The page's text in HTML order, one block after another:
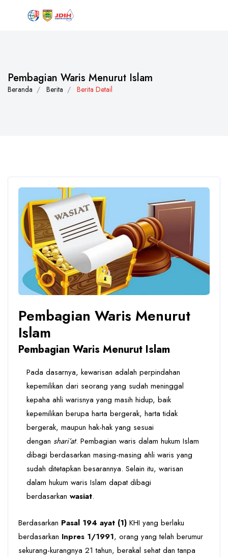
Pembagian Waris Menurut Islam
Beranda Berita Berita Detail
Pembagian Waris Menurut
Islam
Pembagian Waris Menurut Islam
Pada dasarnya, kewarisan adalah perpindahan
kepemilikan dari seorang yang sudah meninggal
kepaha ahli warisnya yang masih hidup, baik
kepemilikan berupa harta bergerak, harta tidak
bergerak, maupun hak-hak yang sesuai
dengan shari’at. Pembagian waris dalam hukum Islam
dibagi berdasarkan masing-masing ahli waris yang
sudah ditetapkan besarannya. Selain itu, warisan
dalam hukum waris Islam dapat dibagi
berdasarkan wasiat.
Berdasarkan Pasal 194 ayat (1) KHI yang berlaku
berdasarkan Inpres 1/1991, orang yang telah berumur
sekurang-kurangnya 21 tahun, berakal sehat dan tanpa